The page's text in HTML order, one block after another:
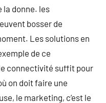
donne. les
bosser de
Les solutions en
de ce
connectivité suffit pour
on doit faire une
le marketing, c’est le